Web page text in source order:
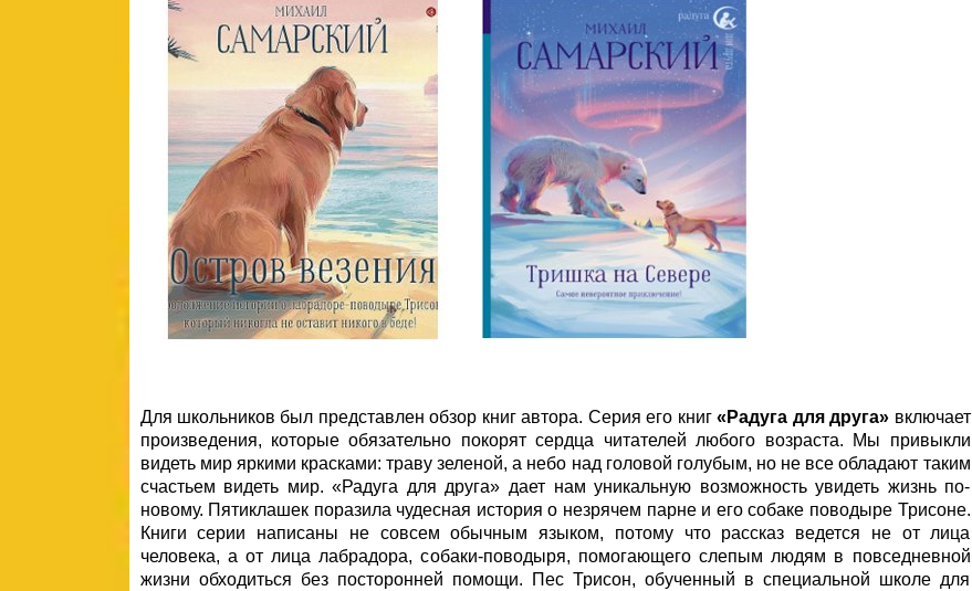
Для школьников был представлен обзор книг автора. Серия его книг«Радуга для друга» включает
произведения, которые обязательно покорят сердца читателей любого возраста. Мы привыкли
видеть мир яркими красками: траву зеленой, а небо над головой голубым, но не все обладают таким
счастьем видеть мир. «Радуга для друга» дает нам уникальную возможность увидеть жизнь по-
новому. Пятиклашек поразила чудесная история о незрячем парне и его собаке поводыре Трисоне.
Книги серии написаны не совсем обычным языком, потому что рассказ ведется не от лица
человека, а от лица лабрадора, собаки-поводыря, помогающего слепым людям в повседневной
жизни обходиться без посторонней помощи. Пес Трисон, обученный в специальной школе для